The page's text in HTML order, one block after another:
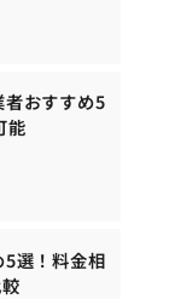
者おすすめ5
能
選！料金相